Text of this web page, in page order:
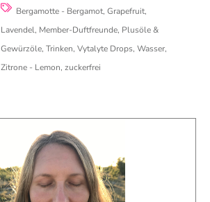
Bergamotte - Bergamot, Grapefruit,
Lavendel, Member-Duftfreunde, Plusöle &
Gewürzöle, Trinken, Vytalyte Drops, Wasser,
Zitrone - Lemon, zuckerfrei